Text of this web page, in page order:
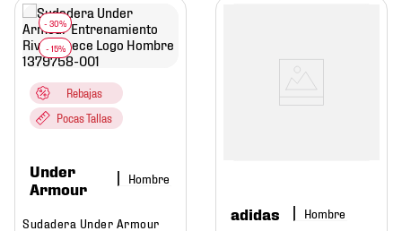
Rebajas
Pocas Tallas
Under
Armour
Hombre
Sudadera Under Armour
adidas Hombre